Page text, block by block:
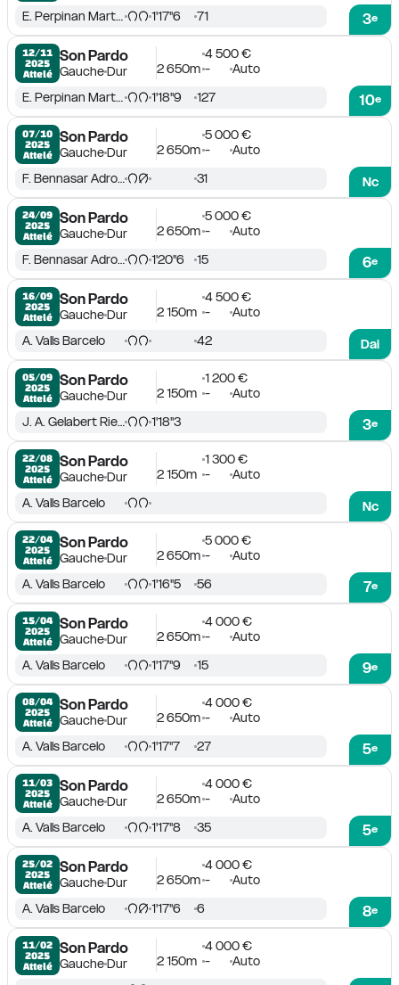
3e
E. Perpinan Martin 1'17''6 71
12/11
2025
Attelé
Son Pardo
GaucheDur
4 500 €
2 650m - Auto
10e
E. Perpinan Martin 1'18''9 127
07/10
2025
Attelé
Son Pardo
GaucheDur
5 000 €
2 650m -
Auto
Nc
F. Bennasar Adrover 31
24/09
2025
Attelé
Son Pardo
GaucheDur
5 000 €
2 650m - Auto
6e
F. Bennasar Adrover 1'20''6 15
16/09
2025
Attelé
Son Pardo
GaucheDur
4 500 €
2 150m -
Auto
Dai
A. Valls Barcelo 42
05/09
2025
Attelé
Son Pardo
GaucheDur
1 200 €
2 150m - Auto
3e
J. A. Gelabert Riera 1'18''3
22/08
2025
Attelé
Son Pardo
GaucheDur
1 300 €
2 150m -
Auto
Nc
A. Valls Barcelo
22/04
2025
Attelé
Son Pardo
GaucheDur
5 000 €
2 650m - Auto
7e
A. Valls Barcelo 1'16''5 56
15/04
2025
Attelé
Son Pardo
GaucheDur
4 000 €
2 650m - Auto
9e
A. Valls Barcelo 1'17''9 15
08/04
2025
Attelé
Son Pardo
GaucheDur
4 000 €
2 650m - Auto
5e
A. Valls Barcelo 1'17''7 27
11/03
2025
Attelé
Son Pardo
GaucheDur
4 000 €
2 650m - Auto
5e
A. Valls Barcelo 1'17''8 35
25/02
2025
Attelé
Son Pardo
GaucheDur
4 000 €
2 650m - Auto
8e
A. Valls Barcelo 1'17''6 6
11/02
2025
Attelé
Son Pardo
GaucheDur
4 000 €
2 150m - Auto